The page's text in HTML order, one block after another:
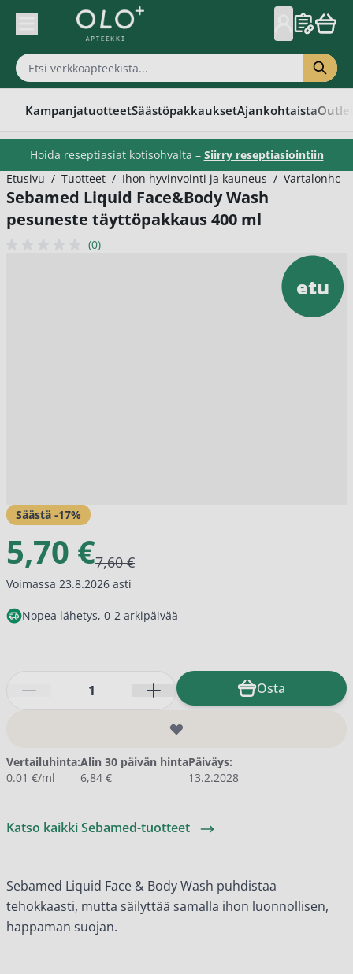
Skip to Content
KampanjatuotteetSäästöpakkauksetAjankohtaista
Hoida reseptiasiat kotisohvalta – Siirry reseptiasiointiin
Etusivu / Tuotteet / Ihon hyvinvointi ja kauneus /
Sebamed Liquid Face&Body Wash
pesuneste täyttöpakkaus 400 ml
(0)
etu
Säästä -17%
5,70 €7,60 €
Voimassa 23.8.2026 asti
Nopea lähetys, 0-2 arkipäivää
Osta
Vertailuhinta:
0.01 €/ml
Alin 30 päivän hinta
6,84 €
Päiväys:
13.2.2028
Katso kaikki Sebamed-tuotteet
Sebamed Liquid Face & Body Wash puhdistaa
tehokkaasti, mutta säilyttää samalla ihon luonnollisen,
happaman suojan.